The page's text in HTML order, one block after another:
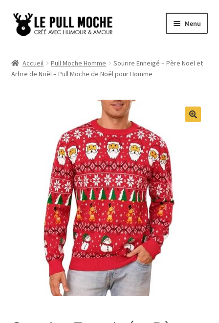
Aller
Aller
au
Menu
Pull Noël Femme
Pull Noël Promo
Accueil Pull Moche Homme
Sourire Enneigé – Père Noël et
Arbre de Noël – Pull Moche de Noël pour Homme